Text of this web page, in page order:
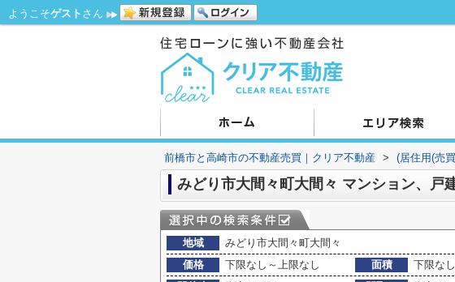
ようこそゲスト さん
前橋市と高崎市の不動産売買｜クリア不動産 > (居住用(売
みどり市大間々町大間々 マンション、戸
地域
みどり市大間々町大間々
価格
下限なし～上限なし 面積 下限な